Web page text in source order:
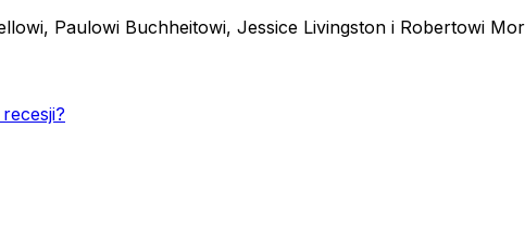
Paulowi Buchheitowi, Jessice Livingston i Robertowi